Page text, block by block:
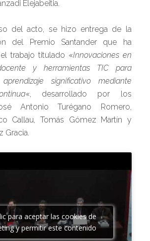
Elejabeitia.
del acto, se hizo entrega de la
del Premio Santander que ha
trabajo titulado «Innovaciones en
y herramientas TIC para
significativo mediante
«, desarrollado por los
Antonio Turégano Romero,
Callau, Tomás Gómez Martín y
Gracia.
para aceptar las cookies de
y permitir este contenido